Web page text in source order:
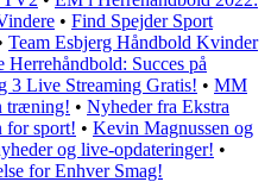
• Find Spejder Sport
Team Esbjerg Håndbold Kvinder
Herrehåndbold: Succes på
3 Live Streaming Gratis! • MM
træning! • Nyheder fra Ekstra
for sport! • Kevin Magnussen og
og live-opdateringer! •
for Enhver Smag!